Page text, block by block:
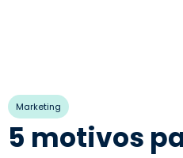
Marketing
5 motivos